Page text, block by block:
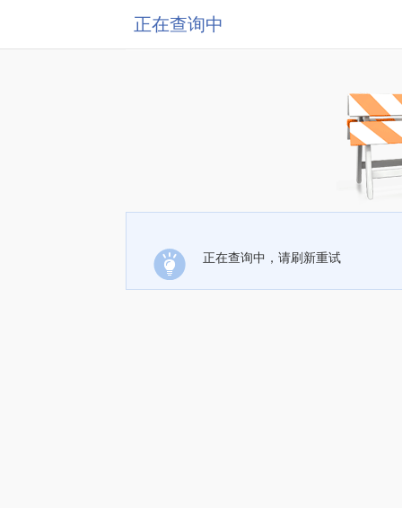
正在查询中
正在查询中，请刷新重试